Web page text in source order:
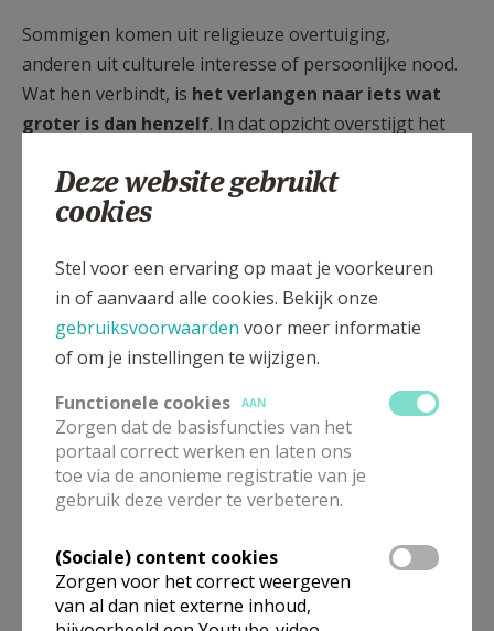
Sommigen komen uit religieuze overtuiging,
anderen uit culturele interesse of persoonlijke nood.
Wat hen verbindt, is het verlangen naar iets wat
groter is dan henzelf. In dat opzicht overstijgt het
universele menselijke beweging: op weg gaan naar
een plek die iets in ons raakt en ons helpt verder te
mensen vaak naar houvast. Het bedevaartsoord van
Gaverland biedt die houvast. Het straalt rust en hoop
uit, zelfs voor wie niet religieus is. De symboliek van
het onderweg zijn, van loslaten en opnieuw
beginnen, spreekt een diep menselijk gevoel aan.
Het zijn plekken waar men mag stilstaan, opnieuw
mag dromen en waar men de kracht kan vinden om
door te gaan.
maar een tussenstation. Een plek waar mensen even
op adem mogen komen voordat ze hun weg in het
leven vervolgen. Het is een baken van hoop,
Deze website gebruikt
cookies
Stel voor een ervaring op maat je voorkeuren
in of aanvaard alle cookies. Bekijk onze
gebruiksvoorwaarden voor meer informatie
of om je instellingen te wijzigen.
Functionele cookies
AAN
Zorgen dat de basisfuncties van het
portaal correct werken en laten ons
toe via de anonieme registratie van je
gebruik deze verder te verbeteren.
(Sociale) content cookies
Zorgen voor het correct weergeven
van al dan niet externe inhoud,